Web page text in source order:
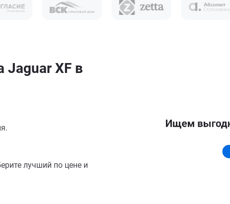
Jaguar XF в
лучший по цене и